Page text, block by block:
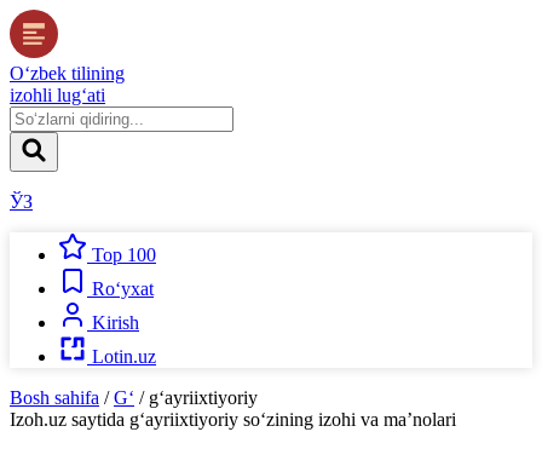
O‘zbek tilining
izohli lug‘ati
ЎЗ
Top 100
Ro‘yxat
Kirish
Lotin.uz
Bosh sahifa / G‘ / g‘ayriixtiyoriy
Izoh.uz saytida g‘ayriixtiyoriy so‘zining izohi va ma’nolari